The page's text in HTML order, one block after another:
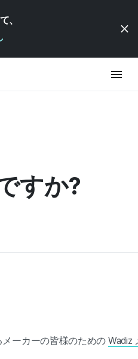
、
すか?
ーカーの皆様のための Wadiz